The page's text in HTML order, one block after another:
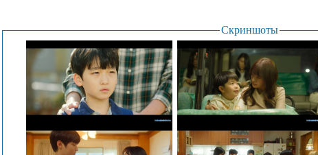
Скриншоты